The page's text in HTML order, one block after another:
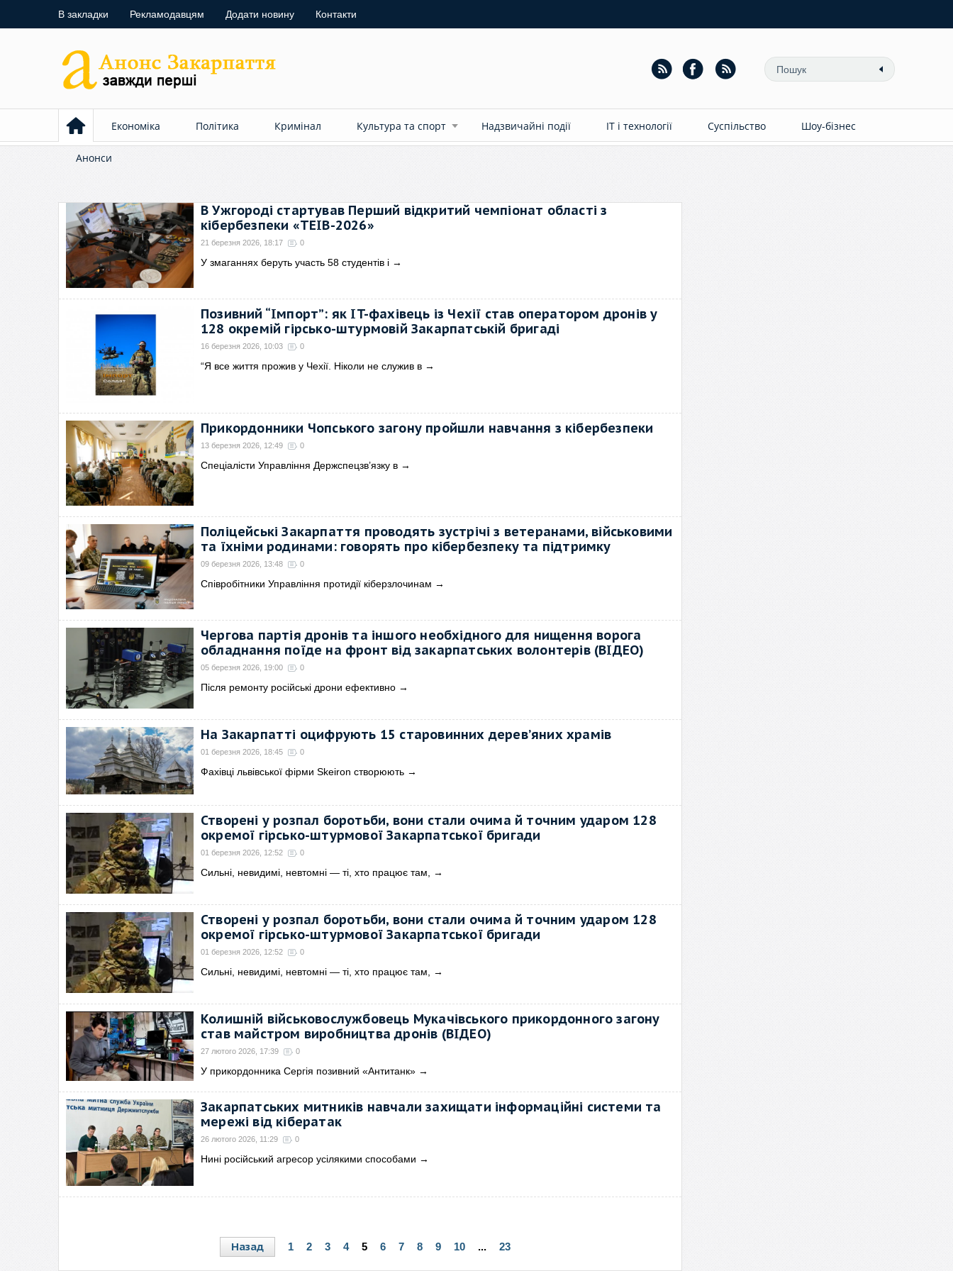
В закладки Рекламодавцям Додати новину Контакти
Економіка Політика Кримінал Культура та спорт Надзвичайні події ІТ і технології Суспільство Шоу-бізнес
Анонси
В Ужгороді стартував Перший відкритий чемпіонат області з
кібербезпеки «TEIB-2026»
21 березня 2026, 18:17 0
У змаганнях беруть участь 58 студентів і →
Позивний “Імпорт”: як IT-фахівець із Чехії став оператором дронів у
128 окремій гірсько-штурмовій Закарпатській бригаді
16 березня 2026, 10:03 0
“Я все життя прожив у Чехії. Ніколи не служив в →
Прикордонники Чопського загону пройшли навчання з кібербезпеки
13 березня 2026, 12:49 0
Спеціалісти Управління Держспецзв’язку в →
Поліцейські Закарпаття проводять зустрічі з ветеранами, військовими
та їхніми родинами: говорять про кібербезпеку та підтримку
09 березня 2026, 13:48 0
Співробітники Управління протидії кіберзлочинам →
Чергова партія дронів та іншого необхідного для нищення ворога
обладнання поїде на фронт від закарпатських волонтерів (ВІДЕО)
05 березня 2026, 19:00 0
Після ремонту російські дрони ефективно →
На Закарпатті оцифрують 15 старовинних деревʼяних храмів
01 березня 2026, 18:45 0
Фахівці львівської фірми Skeiron створюють →
Створені у розпал боротьби, вони стали очима й точним ударом 128
окремої гірсько-штурмової Закарпатської бригади
01 березня 2026, 12:52 0
Сильні, невидимі, невтомні — ті, хто працює там, →
Створені у розпал боротьби, вони стали очима й точним ударом 128
окремої гірсько-штурмової Закарпатської бригади
01 березня 2026, 12:52 0
Сильні, невидимі, невтомні — ті, хто працює там, →
Колишній військовослужбовець Мукачівського прикордонного загону
став майстром виробництва дронів (ВІДЕО)
27 лютого 2026, 17:39 0
У прикордонника Сергія позивний «Антитанк» →
Закарпатських митників навчали захищати інформаційні системи та
мережі від кібератак
26 лютого 2026, 11:29 0
Нині російський агресор усілякими способами →
Назад 1 2 3 4 5 6 7 8 9 10 ... 23